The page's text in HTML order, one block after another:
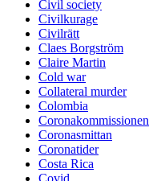
Civil society
Civilkurage
Civilrätt
Claes Borgström
Claire Martin
Cold war
Collateral murder
Colombia
Coronakommissionen
Coronasmittan
Coronatider
Costa Rica
Covid